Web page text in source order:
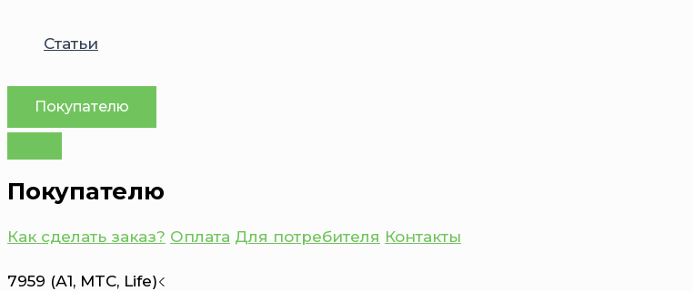
Статьи
Покупателю
Покупателю
Как сделать заказ? Оплата Для потребителя Контакты
7959 (А1, MTC, Life)